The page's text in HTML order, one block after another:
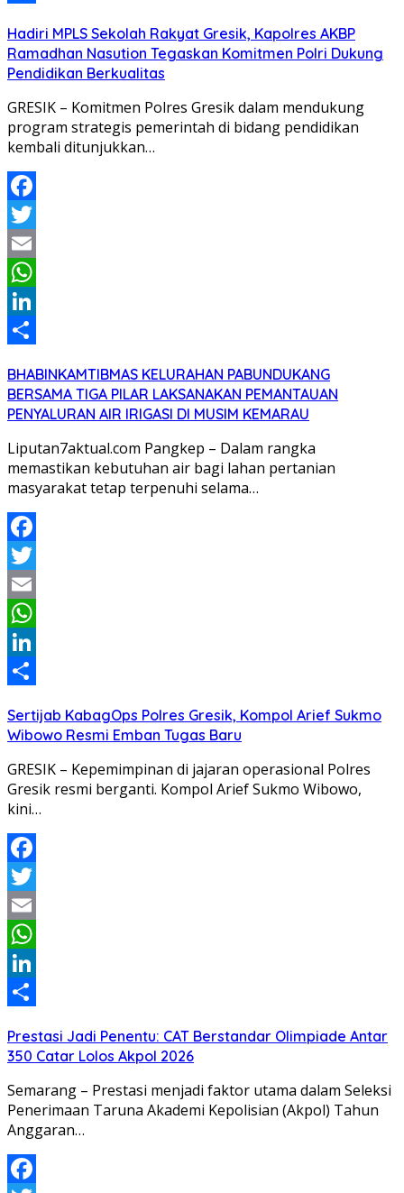
Hadiri MPLS Sekolah Rakyat Gresik, Kapolres AKBP
Ramadhan Nasution Tegaskan Komitmen Polri Dukung
Pendidikan Berkualitas
GRESIK – Komitmen Polres Gresik dalam mendukung
program strategis pemerintah di bidang pendidikan
kembali ditunjukkan…
Facebook
Twitter
Email
WhatsApp
LinkedIn
BHABINKAMTIBMAS KELURAHAN PABUNDUKANG
BERSAMA TIGA PILAR LAKSANAKAN PEMANTAUAN
PENYALURAN AIR IRIGASI DI MUSIM KEMARAU
Liputan7aktual.com Pangkep – Dalam rangka
memastikan kebutuhan air bagi lahan pertanian
masyarakat tetap terpenuhi selama…
Facebook
Twitter
Email
WhatsApp
LinkedIn
Sertijab KabagOps Polres Gresik, Kompol Arief Sukmo
Wibowo Resmi Emban Tugas Baru
GRESIK – Kepemimpinan di jajaran operasional Polres
Gresik resmi berganti. Kompol Arief Sukmo Wibowo,
kini…
Facebook
Twitter
Email
WhatsApp
LinkedIn
Prestasi Jadi Penentu: CAT Berstandar Olimpiade Antar
350 Catar Lolos Akpol 2026
Semarang – Prestasi menjadi faktor utama dalam Seleksi
Penerimaan Taruna Akademi Kepolisian (Akpol) Tahun
Anggaran…